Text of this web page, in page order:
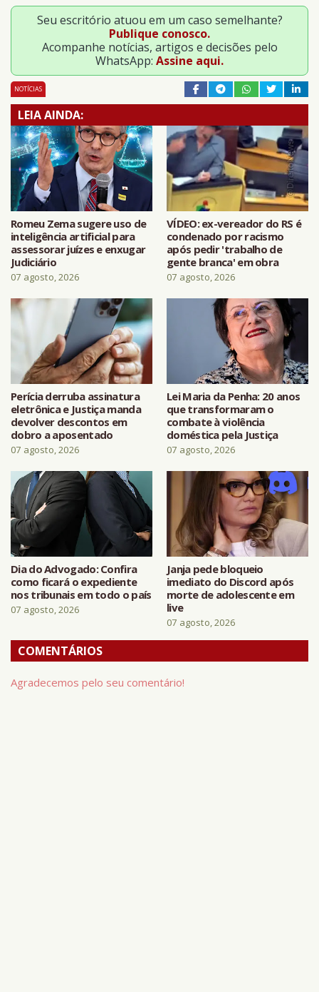
Seu escritório atuou em um caso semelhante?
Publique conosco.
Acompanhe notícias, artigos e decisões pelo
WhatsApp: Assine aqui.
NOTÍCIAS
LEIA AINDA:
Romeu Zema sugere uso de
inteligência artificial para
assessorar juízes e enxugar
Judiciário
07 agosto, 2026
VÍDEO: ex-vereador do RS é
condenado por racismo
após pedir 'trabalho de
gente branca' em obra
07 agosto, 2026
Perícia derruba assinatura
eletrônica e Justiça manda
devolver descontos em
dobro a aposentado
07 agosto, 2026
Lei Maria da Penha: 20 anos
que transformaram o
combate à violência
doméstica pela Justiça
07 agosto, 2026
Dia do Advogado: Confira
como ficará o expediente
nos tribunais em todo o país
07 agosto, 2026
Janja pede bloqueio
imediato do Discord após
morte de adolescente em
live
07 agosto, 2026
COMENTÁRIOS
Agradecemos pelo seu comentário!